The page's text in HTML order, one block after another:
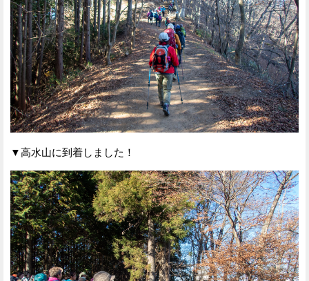
▼高水山に到着しました！